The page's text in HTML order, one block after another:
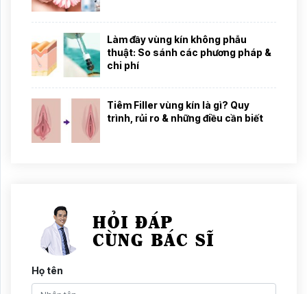
Làm đầy vùng kín không phẫu
thuật: So sánh các phương pháp &
chi phí
Tiêm Filler vùng kín là gì? Quy
trình, rủi ro & những điều cần biết
Họ tên